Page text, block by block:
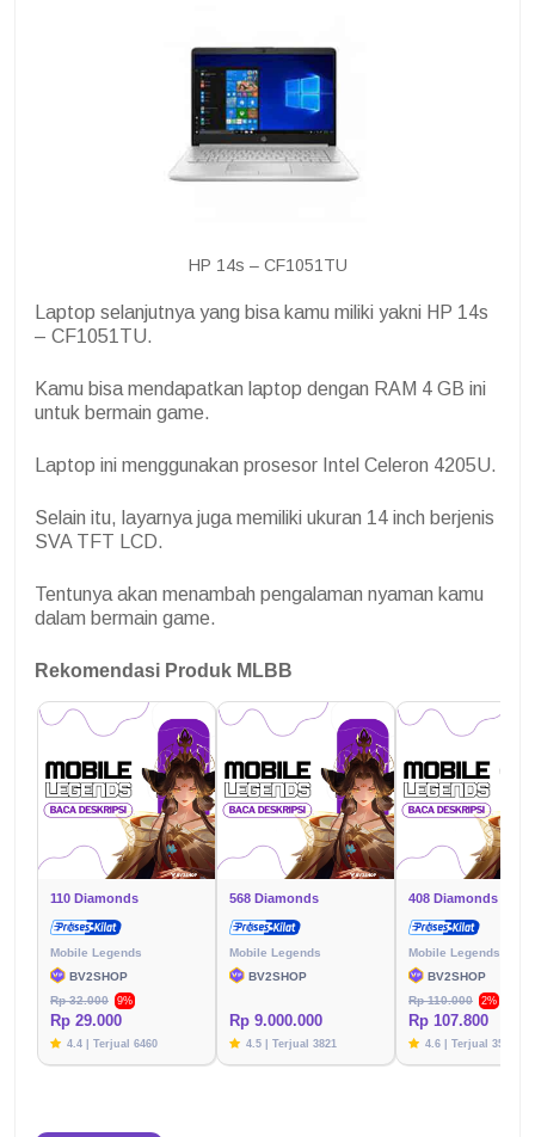
HP 14s – CF1051TU
Laptop selanjutnya yang bisa kamu miliki yakni HP 14s
– CF1051TU.
Kamu bisa mendapatkan laptop dengan RAM 4 GB ini
untuk bermain game.
Laptop ini menggunakan prosesor Intel Celeron 4205U.
Selain itu, layarnya juga memiliki ukuran 14 inch berjenis
SVA TFT LCD.
Tentunya akan menambah pengalaman nyaman kamu
dalam bermain game.
Rekomendasi Produk MLBB
110 Diamonds
Mobile Legends
BV2SHOP
Rp 32.000
9%
Rp 29.000
4.4 | Terjual 6460
568 Diamonds
Mobile Legends
BV2SHOP
Rp 9.000.000
4.5 | Terjual 3821
408 Diamonds
Mobile Legends
BV2SHOP
Rp 110.000
2%
Rp 107.800
4.6 | Terjual 3576